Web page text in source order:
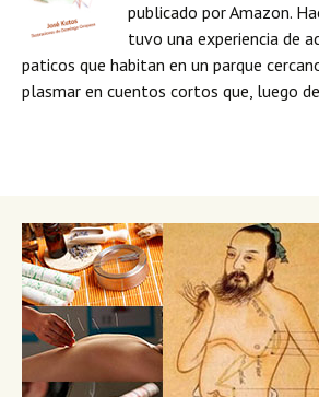
publicado por Amazon.
tuvo una experiencia de
paticos que habitan en un parque
plasmar en cuentos cortos que, luego